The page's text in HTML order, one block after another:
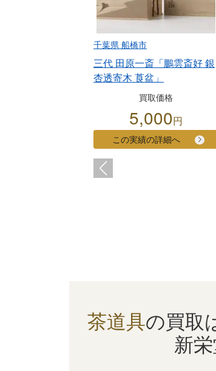
千葉県 船橋市
三代 田原一斎「鵬雲斎好 銀
杏透寄木 莨盆」
買取価格
5,000円
この実績の詳細へ
茶道具の買取
新